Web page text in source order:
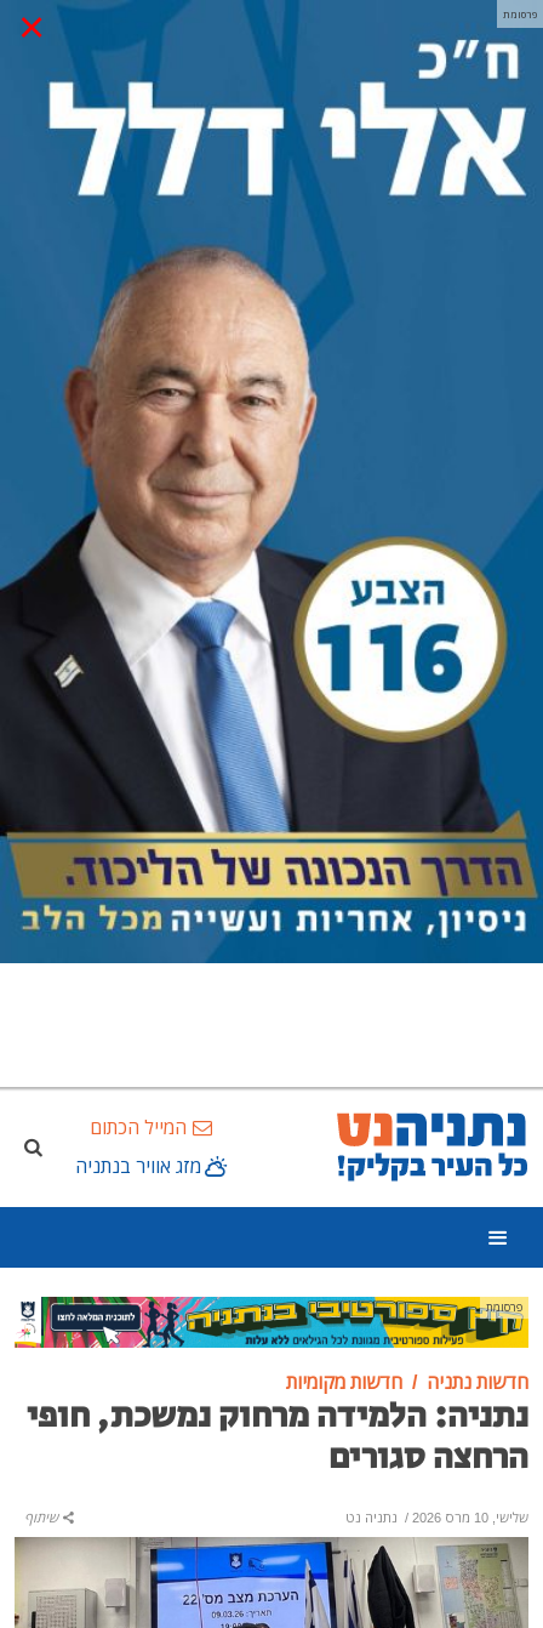
× פרסומת
המייל הכתום
מזג אוויר בנתניה
פרסומת
חדשות נתניה חדשות מקומיות
נתניה: הלמידה מרחוק נמשכת, חופי
הרחצה סגורים
שלישי, 10 מרס 2026 / נתניה נט שיתוף